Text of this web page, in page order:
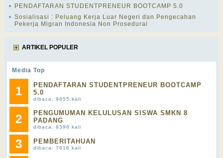
•
PENDAFTARAN STUDENTPRENEUR BOOTCAMP 5.0
• Sosialisasi : Peluang Kerja Luar Negeri dan Pengecahan
Pekerja Migran Indonesia Non Prosedural
ARTIKEL POPULER
Media Top
1
PENDAFTARAN STUDENTPRENEUR BOOTCAMP
5.0
dibaca: 9855 kali
2
PENGUMUMAN KELULUSAN SISWA SMKN 8
PADANG
dibaca: 8396 kali
3 PEMBERITAHUAN
dibaca: 7616 kali